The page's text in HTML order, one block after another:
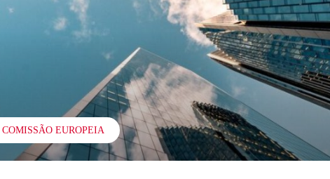
COMISSÃO EUROPEIA